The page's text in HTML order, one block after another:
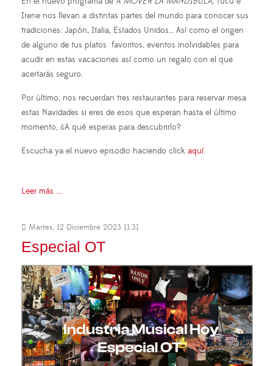
Irene nos llevan a distintas partes del mundo para conocer sus
tradiciones: Japón, Italia, Estados Unidos… Así como el origen
de alguno de tus platos favoritos, eventos inolvidables para
acudir en estas vacaciones así como un regalo con el que
acertarás seguro.
Por último, nos recuerdan tres restaurantes para reservar mesa
estas Navidades si eres de esos que esperan hasta el último
momento, ¿A qué esperas para descubrirlo?
Escucha ya el nuevo episodio haciendo click aquí.
Leer más ...
Martes, 12 Diciembre 2023 11:31
Especial OT